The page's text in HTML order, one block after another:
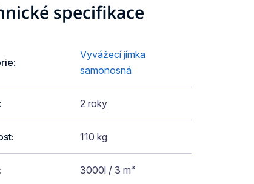
specifikace
:
Vyvážecí jímka
samonosná
: 2 roky
: 110 kg
: 3000l / 3 m³